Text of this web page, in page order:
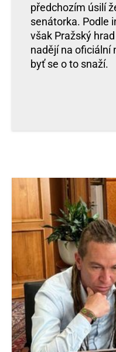
předchozím úsilí
senátorka. Podle
však Pražský
nadějí na oficiální
byť se o to snaží.